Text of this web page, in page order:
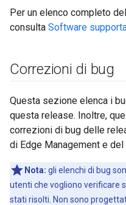
Per un elenco completo
consulta Software
Correzioni di bug
Questa sezione elenca i
questa release. Inoltre,
correzioni di bug delle
di Edge Management e del
Nota: gli elenchi di bug
utenti che vogliono verificare
stati risolti. Non sono